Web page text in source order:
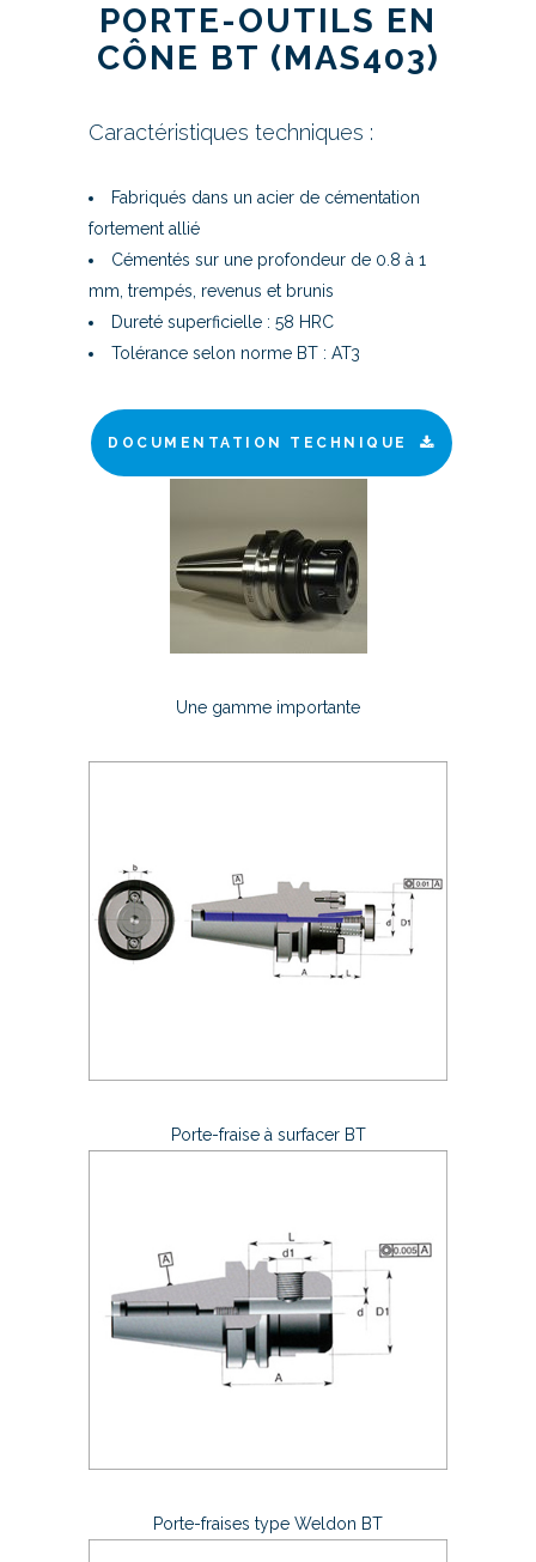
PORTE-OUTILS EN
CÔNE BT (MAS403)
Caractéristiques techniques :
Fabriqués dans un acier de cémentation
fortement allié
Cémentés sur une profondeur de 0.8 à 1
mm, trempés, revenus et brunis
Dureté superficielle : 58 HRC
Tolérance selon norme BT : AT3
DOCUMENTATION TECHNIQUE
Une gamme importante
Porte-fraise à surfacer BT
Porte-fraises type Weldon BT